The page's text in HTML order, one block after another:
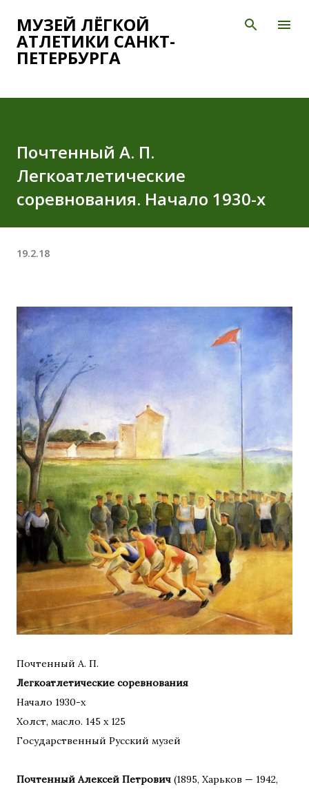
К основному контенту
МУЗЕЙ ЛЁГКОЙ
АТЛЕТИКИ САНКТ-
ПЕТЕРБУРГА
Почтенный А. П.
Легкоатлетические
соревнования. Начало 1930-х
19.2.18
Почтенный А. П.
Легкоатлетические соревнования
Начало 1930-х
Холст, масло. 145 х 125
Государственный Русский музей
Почтенный Алексей Петрович (1895, Харьков — 1942,